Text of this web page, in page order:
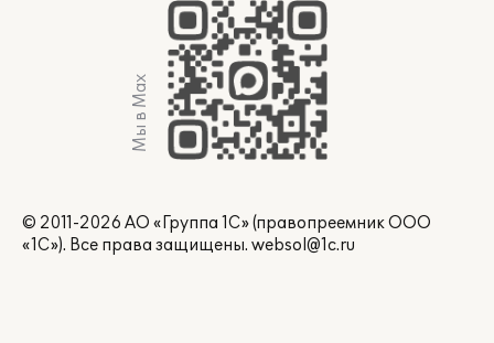
Мы в Max
© 2011-2026 АО «Группа 1С» (правопреемник ООО
«1С»). Все права защищены. websol@1c.ru